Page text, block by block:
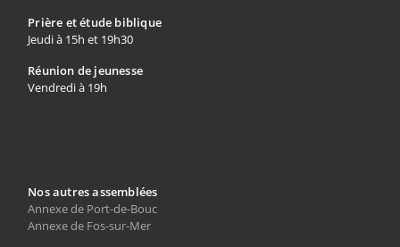
Prière et étude biblique
Jeudi à 15h et 19h30
Réunion de jeunesse
Vendredi à 19h
Nos autres assemblées
Annexe de Port-de-Bouc
Annexe de Fos-sur-Mer